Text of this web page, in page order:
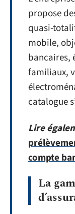
propose
quasi-
mobile,
bancaires,
familiaux,
catalogue
Lire
compte
La